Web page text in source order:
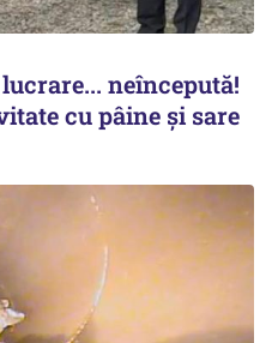
neîncepută!
cu pâine și sare